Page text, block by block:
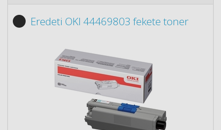
Eredeti OKI 44469803 fekete toner